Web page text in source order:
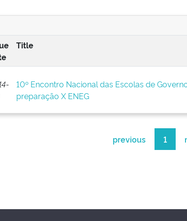
Title
10º Encontro Nacional das Escolas de
preparação X ENEG
previous 1